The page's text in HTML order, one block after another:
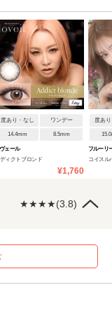
度あり・なし ワンデー
14.4mm 8.5mm
ェール
ィクトブロンド
¥1,760
度あ
フルーリ
コイスル
★★★★(3.8)